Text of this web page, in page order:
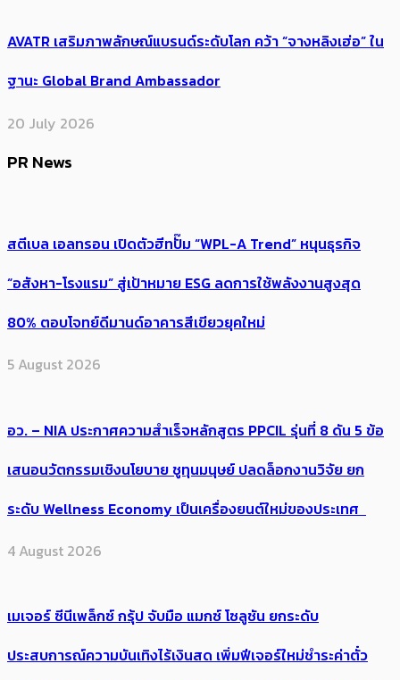
AVATR เสริมภาพลักษณ์แบรนด์ระดับโลก คว้า “จางหลิงเฮ่อ” ใน
ฐานะ Global Brand Ambassador
20 July 2026
PR News
สตีเบล เอลทรอน เปิดตัวฮีทปั๊ม “WPL-A Trend” หนุนธุรกิจ
“อสังหา-โรงแรม” สู่เป้าหมาย ESG ลดการใช้พลังงานสูงสุด
80% ตอบโจทย์ดีมานด์อาคารสีเขียวยุคใหม่
5 August 2026
อว. – NIA ประกาศความสำเร็จหลักสูตร PPCIL รุ่นที่ 8 ดัน 5 ข้อ
เสนอนวัตกรรมเชิงนโยบาย ชูทุนมนุษย์ ปลดล็อกงานวิจัย ยก
ระดับ Wellness Economy เป็นเครื่องยนต์ใหม่ของประเทศ
4 August 2026
เมเจอร์ ซีนีเพล็กซ์ กรุ้ป จับมือ แมกซ์ โซลูชัน ยกระดับ
ประสบการณ์ความบันเทิงไร้เงินสด เพิ่มฟีเจอร์ใหม่ชำระค่าตั๋ว